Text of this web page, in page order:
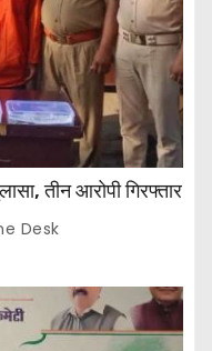
तीन आरोपी गिरफ्तार
Desk